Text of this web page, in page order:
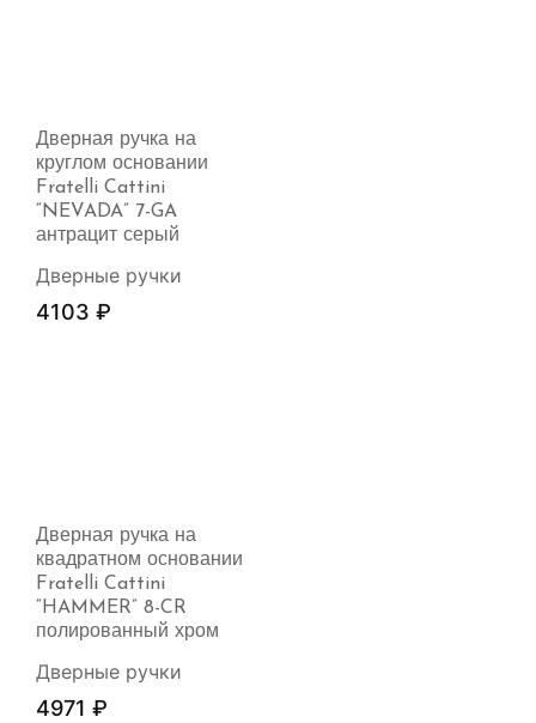
Дверная ручка на
круглом основании
Fratelli Cattini
“NEVADA” 7-GA
антрацит серый
Дверные ручки
4103 ₽
Дверная ручка на
квадратном основании
Fratelli Cattini
“HAMMER” 8-CR
полированный хром
Дверные ручки
4971 ₽